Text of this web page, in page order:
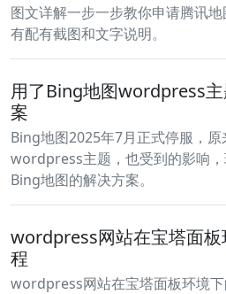
图文详解一步一步教你申请腾讯
有配有截图和文字说明。
用了Bing地图wordpress
案
Bing地图2025年7月正式停服，
wordpress主题，也受到的影响
Bing地图的解决方案。
wordpress网站在宝塔面
程
wordpress网站在宝塔面板环境